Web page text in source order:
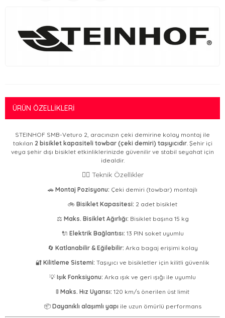
ÜRÜN ÖZELLIKLERI
STEINHOF SMB-Veturo 2, aracınızın çeki demirine kolay montaj ile
takılan 2 bisiklet kapasiteli towbar (çeki demiri) taşıyıcıdır. Şehir içi
veya şehir dışı bisiklet etkinliklerinizde güvenilir ve stabil seyahat için
idealdir.
🚴‍♂️ Teknik Özellikler
🚗 Montaj Pozisyonu: Çeki demiri (towbar) montajlı
🚲 Bisiklet Kapasitesi: 2 adet bisiklet
⚖️ Maks. Bisiklet Ağırlığı: Bisiklet başına 15 kg
🔌 Elektrik Bağlantısı: 13 PIN soket uyumlu
🔄 Katlanabilir & Eğilebilir: Arka bagaj erişimi kolay
🔐 Kilitleme Sistemi: Taşıyıcı ve bisikletler için kilitli güvenlik
💡 Işık Fonksiyonu: Arka ışık ve geri ışığı ile uyumlu
🚦 Maks. Hız Uyarısı: 120 km/s önerilen üst limit
📦 Dayanıklı alaşımlı yapı ile uzun ömürlü performans